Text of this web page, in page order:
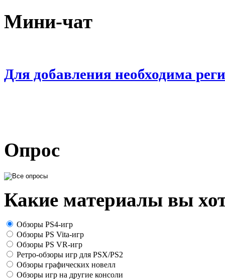
Мини-чат
Для добавления необходима
Опрос
Какие материалы вы
Обзоры PS4-игр
Обзоры PS Vita-игр
Обзоры PS VR-игр
Ретро-обзоры игр для PSX/PS2
Обзоры графических новелл
Обзоры игр на другие консоли